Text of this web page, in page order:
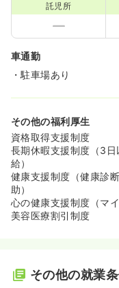
託児所
車通勤
・駐車場あり
その他の福利厚生
資格取得支援制度
長期休暇支援制度（3
給）
健康支援制度（健康診
助）
心の健康支援制度（マ
美容医療割引制度
その他の就業